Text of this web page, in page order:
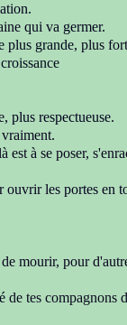
qui va germer.
plus grande, plus
, plus respectueuse.
est à se poser,
ouvrir les portes en
mourir, pour
de tes compagnons